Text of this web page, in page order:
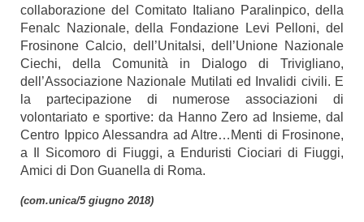
collaborazione del Comitato Italiano Paralinpico, della
Fenalc Nazionale, della Fondazione Levi Pelloni, del
Frosinone Calcio, dell’Unitalsi, dell’Unione Nazionale
Ciechi, della Comunità in Dialogo di Trivigliano,
dell’Associazione Nazionale Mutilati ed Invalidi civili. E
la partecipazione di numerose associazioni di
volontariato e sportive: da Hanno Zero ad Insieme, dal
Centro Ippico Alessandra ad Altre…Menti di Frosinone,
a Il Sicomoro di Fiuggi, a Enduristi Ciociari di Fiuggi,
Amici di Don Guanella di Roma.
(com.unica/5 giugno 2018)